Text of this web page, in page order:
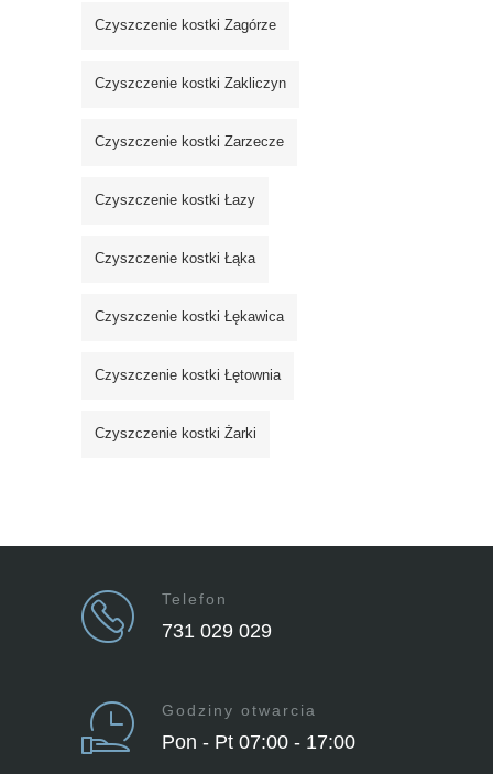
Czyszczenie kostki Zagórze
Czyszczenie kostki Zakliczyn
Czyszczenie kostki Zarzecze
Czyszczenie kostki Łazy
Czyszczenie kostki Łąka
Czyszczenie kostki Łękawica
Czyszczenie kostki Łętownia
Czyszczenie kostki Żarki
Telefon
731 029 029
Godziny otwarcia
Pon - Pt 07:00 - 17:00